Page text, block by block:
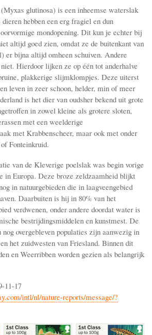
glutinosa) is een inheemse waterslak
hebben een erg fragiel en dun
mondopening. Dit kun je echter bij
altijd goed zien, omdat ze de buitenkant van
er bijna altijd omheen schuiven. Andere
Hierdoor lijken ze op één tot anderhalve
plakkerige slijmklompjes. Deze uiterst
leven in zeer schoon, helder, min of meer
is het dier van oudsher bekend uit grote
in zowel kleine als grotere sloten,
met een weelderige
met Krabbenscheer, maar ook met onder
Fonteinkruid.
van de Kleverige poelslak was begin vorige
in Europa. Deze broze zeldzaamheid blijkt
in natuurgebieden die in laagveengebied
Daarbuiten is hij in 80% van het
verdwenen, onder andere doordat water is
bestrijdingsmiddelen en kunstmest. De
overgebleven populaties zijn aanwezig in
het zuidwesten van Friesland. Binnen dit
en Weerribben worden gezien als belangrijk
11-17
intl/nl/nature-reports/message/?